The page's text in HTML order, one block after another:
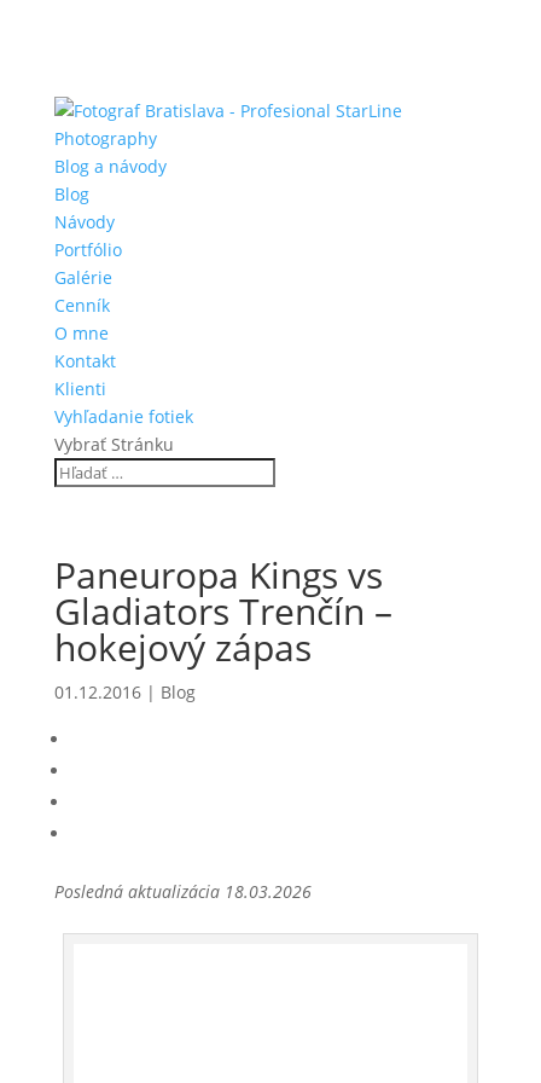
Blog a návody
Blog
Návody
Portfólio
Galérie
Cenník
O mne
Kontakt
Klienti
Vyhľadanie fotiek
Vybrať Stránku
Paneuropa Kings vs
Gladiators Trenčín –
hokejový zápas
01.12.2016| Blog
Posledná aktualizácia 18.03.2026